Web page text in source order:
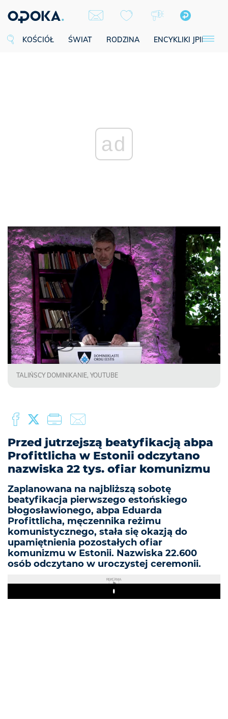
KOŚCIÓŁ ŚWIAT RODZINA ENCYKLIKI JPII
ad
TALIŃSCY DOMINIKANIE, YOUTUBE
Przed jutrzejszą beatyfikacją abpa
Profittlicha w Estonii odczytano
nazwiska 22 tys. ofiar komunizmu
Zaplanowana na najbliższą sobotę
beatyfikacja pierwszego estońskiego
błogosławionego, abpa Eduarda
Profittlicha, męczennika reżimu
komunistycznego, stała się okazją do
upamiętnienia pozostałych ofiar
komunizmu w Estonii. Nazwiska 22.600
osób odczytano w uroczystej ceremonii.
REKLAMA
Play